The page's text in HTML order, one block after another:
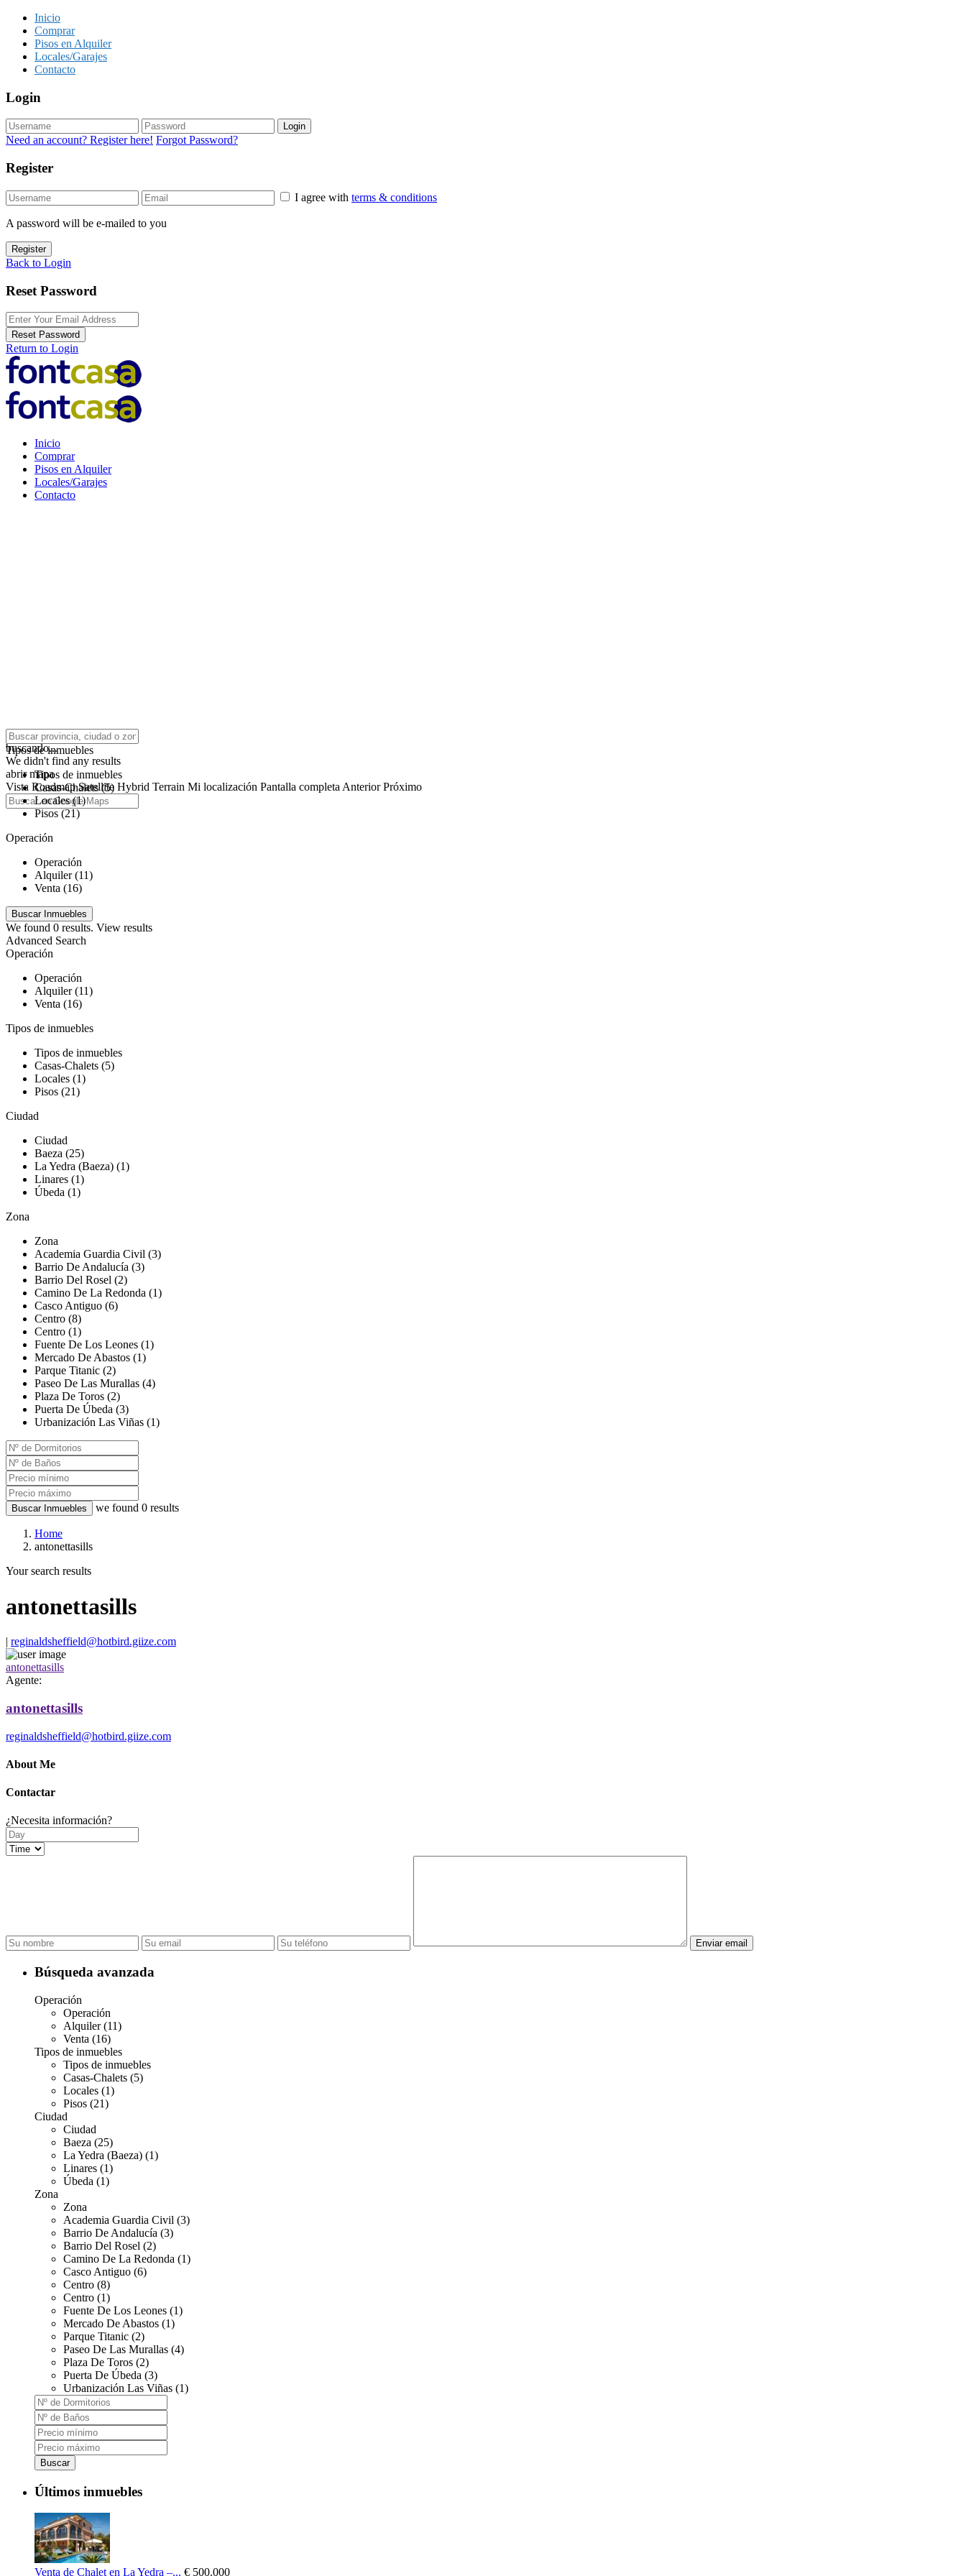
Inicio
Comprar
Pisos en Alquiler
Locales/Garajes
Contacto
Login
Login
Need an account? Register here! Forgot Password?
Register
I agree with terms & conditions
A password will be e-mailed to you
Register
Back to Login
Reset Password
Reset Password
Return to Login
Inicio
Comprar
Pisos en Alquiler
Locales/Garajes
Contacto
click to enable zoom
buscando...
We didn't find any results
abrir mapa
Vista Roadmap Satellite Hybrid Terrain Mi localización Pantalla completa Anterior Próximo
Tipos de inmuebles
Tipos de inmuebles
Casas-Chalets (5)
Locales (1)
Pisos (21)
Operación
Operación
Alquiler (11)
Venta (16)
We found 0 results. View results
Advanced Search
Operación
Operación
Alquiler (11)
Venta (16)
Tipos de inmuebles
Tipos de inmuebles
Casas-Chalets (5)
Locales (1)
Pisos (21)
Ciudad
Ciudad
Baeza (25)
La Yedra (Baeza) (1)
Linares (1)
Úbeda (1)
Zona
Zona
Academia Guardia Civil (3)
Barrio De Andalucía (3)
Barrio Del Rosel (2)
Camino De La Redonda (1)
Casco Antiguo (6)
Centro (8)
Centro (1)
Fuente De Los Leones (1)
Mercado De Abastos (1)
Parque Titanic (2)
Paseo De Las Murallas (4)
Plaza De Toros (2)
Puerta De Úbeda (3)
Urbanización Las Viñas (1)
Buscar Inmuebles we found 0 results
Home
antonettasills
Your search results
antonettasills
| reginaldsheffield@hotbird.giize.com
antonettasills
Agente:
antonettasills
reginaldsheffield@hotbird.giize.com
About Me
Contactar
¿Necesita información?
Búsqueda avanzada
Operación
Operación
Alquiler (11)
Venta (16)
Tipos de inmuebles
Tipos de inmuebles
Casas-Chalets (5)
Locales (1)
Pisos (21)
Ciudad
Ciudad
Baeza (25)
La Yedra (Baeza) (1)
Linares (1)
Úbeda (1)
Zona
Zona
Academia Guardia Civil (3)
Barrio De Andalucía (3)
Barrio Del Rosel (2)
Camino De La Redonda (1)
Casco Antiguo (6)
Centro (8)
Centro (1)
Fuente De Los Leones (1)
Mercado De Abastos (1)
Parque Titanic (2)
Paseo De Las Murallas (4)
Plaza De Toros (2)
Puerta De Úbeda (3)
Urbanización Las Viñas (1)
Buscar
Últimos inmuebles
Venta de Chalet en La Yedra –... € 500.000